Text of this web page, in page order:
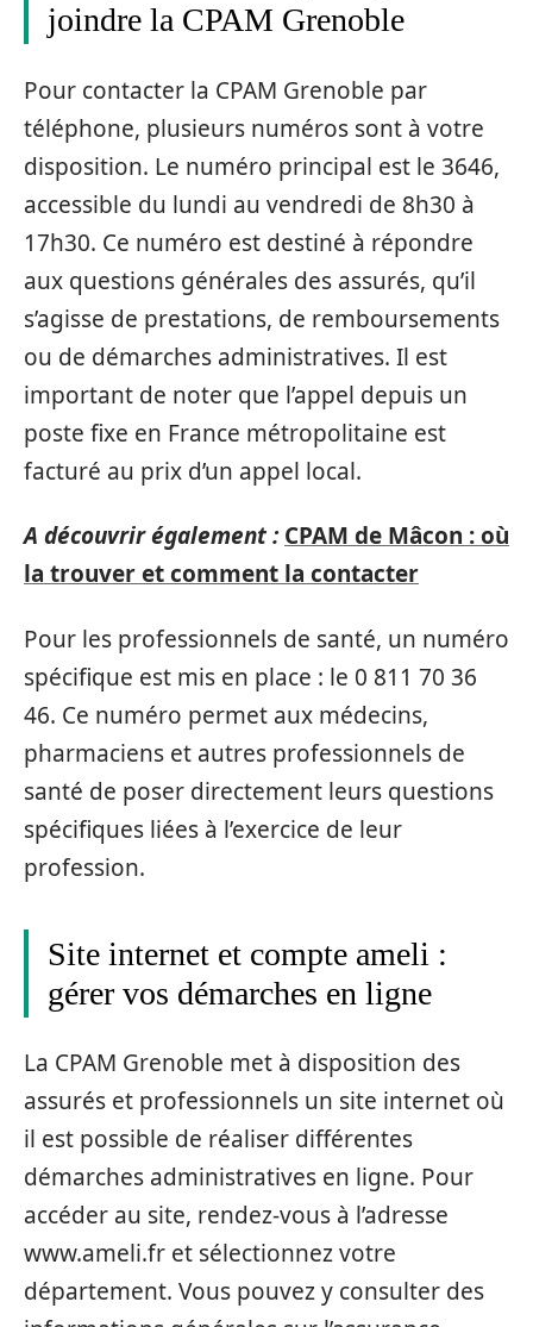
joindre la CPAM Grenoble
Pour contacter la CPAM Grenoble par
téléphone, plusieurs numéros sont à votre
disposition. Le numéro principal est le 3646,
accessible du lundi au vendredi de 8h30 à
17h30. Ce numéro est destiné à répondre
aux questions générales des assurés, qu’il
s’agisse de prestations, de remboursements
ou de démarches administratives. Il est
important de noter que l’appel depuis un
poste fixe en France métropolitaine est
facturé au prix d’un appel local.
A découvrir également : CPAM de Mâcon : où
la trouver et comment la contacter
Pour les professionnels de santé, un numéro
spécifique est mis en place : le 0 811 70 36
46. Ce numéro permet aux médecins,
pharmaciens et autres professionnels de
santé de poser directement leurs questions
spécifiques liées à l’exercice de leur
profession.
Site internet et compte ameli :
gérer vos démarches en ligne
La CPAM Grenoble met à disposition des
assurés et professionnels un site internet où
il est possible de réaliser différentes
démarches administratives en ligne. Pour
accéder au site, rendez-vous à l’adresse
www.ameli.fr et sélectionnez votre
département. Vous pouvez y consulter des